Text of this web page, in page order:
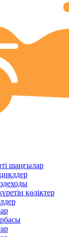
шаңғылар
көліктер